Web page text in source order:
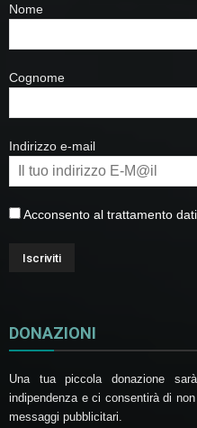
Nome
Cognome
Indirizzo e-mail
Acconsento al trattamento
DONAZIONI
Una tua piccola donazione
indipendenza e ci consentirà di
messaggi pubblicitari.